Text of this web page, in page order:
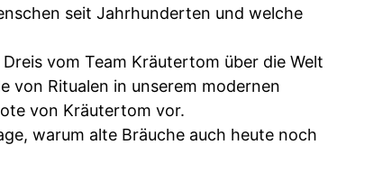
seit Jahrhunderten und welche
vom Team Kräutertom über die Welt
von Ritualen in unserem modernen
von Kräutertom vor.
warum alte Bräuche auch heute noch